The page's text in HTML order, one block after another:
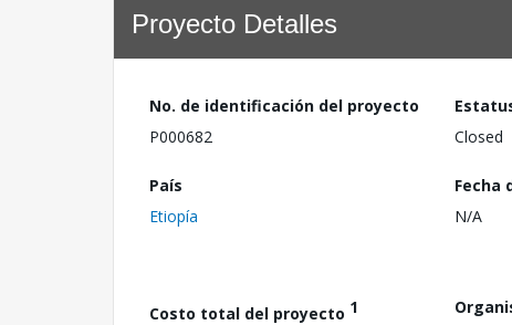
Proyecto Detalles
No. de identificación del proyecto
P000682
Closed
País
Etiopía
Fecha
N/A
Costo total del proyecto 1